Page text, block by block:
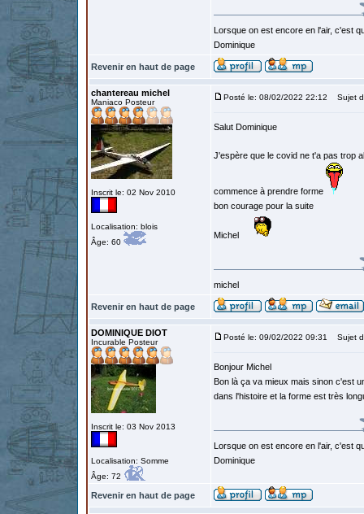
Lorsque on est encore en l'air, c'est
Dominique
Revenir en haut de page
chantereau michel
Maniaco Posteur
Inscrit le: 02 Nov 2010
Localisation: blois
Âge: 60
Posté le: 08/02/2022 22:12 Sujet
Salut Dominique
J'espère que le covid ne t'a pas trop
commence à prendre forme
bon courage pour la suite
Michel
michel
Revenir en haut de page
DOMINIQUE DIOT
Incurable Posteur
Inscrit le: 03 Nov 2013
Localisation: Somme
Âge: 72
Posté le: 09/02/2022 09:31 Sujet
Bonjour Michel
Bon là ça va mieux mais sinon c'est
dans l'histoire et la forme est très
Lorsque on est encore en l'air, c'est
Dominique
Revenir en haut de page